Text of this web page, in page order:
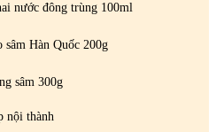
nước đông trùng 100ml
sâm Hàn Quốc 200g
sâm 300g
nội thành